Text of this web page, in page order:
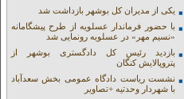
یکی از مدیران کل بوشهر بازداشت شد
با حضور فرماندار عسلویه از طرح پیشگامانه
«نسیم مهر» در عسلویه رونمایی شد
بازدید رئیس کل دادگستری بوشهر از
پتروپالایش کنگان
نشست ریاست دادگاه عمومی بخش سعدآباد
با شهردار وحدتیه +تصاویر